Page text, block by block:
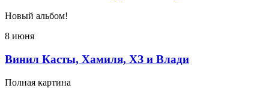
Новый альбом!
8 июня
Винил Касты, Хамиля, ХЗ и Влади
Полная картина